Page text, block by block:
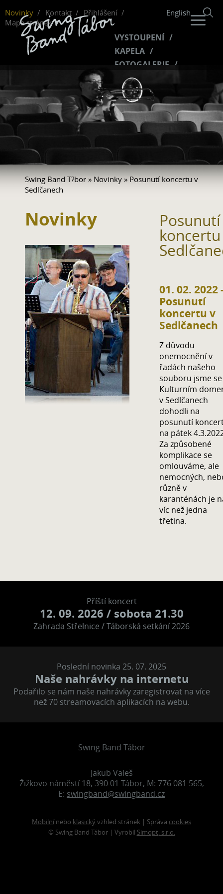
Novinky Kontakt
Přihlášení
Mapa stránek
English
VYSTOUPENÍ
KAPELA
FOTOGALERIE
HUDBA
FANKLUB
Swing Band T?bor » Novinky » Posunutí koncertu v
Sedlčanech
Novinky Posunutí
01. 02. 2022
Posunutí
koncertu v
Sedlčanech
Z důvodu
onemocnění v
řadách našeho
souboru jsme
Kulturním
v Sedlčanech
dohodli na
posunutí
na pátek
Za způsobené
komplikace se
omlouváme, ale
nemocných,
různě v
karanténách je
víc než jedna
třetina.
Příští koncert
12. 09. 2026 / sobota 21.30
Zahrada Střelnice / Táborská setkání 2026
Poslední novinka 25. 07. 2025
Naše nahrávky na internetu
Podařilo se nám naše nahrávky zaregistrovat na více
než 70 streamovacích aplikacích na webu.
Swing Band Tábor
Jakub Valeš
Žižkovo náměstí 18, 390 01 Tábor, M: 776 081 565,
E: swingband@swingband.cz
Mobilní nebo klasickývzhled stránek | Správa cookies
© Swing Band Tábor | Vyrobil Simopt, s.r.o.